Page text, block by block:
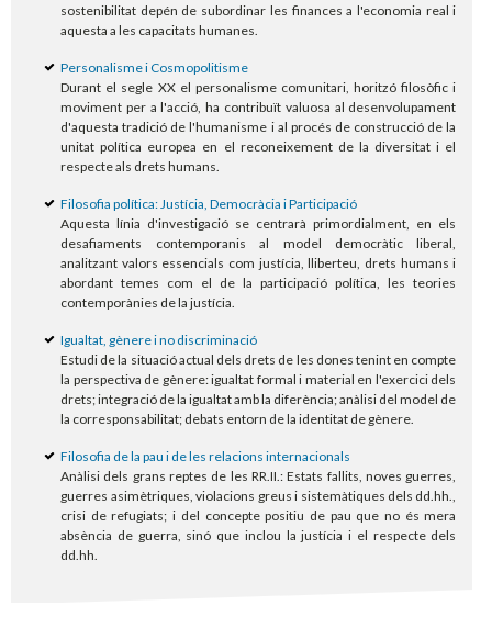
sostenibilitat depén de subordinar les finances a l'economia real i
aquesta a les capacitats humanes.
Personalisme i Cosmopolitisme
Durant el segle XX el personalisme comunitari, horitzó filosòfic i
moviment per a l'acció, ha contribuït valuosa al desenvolupament
d'aquesta tradició de l'humanisme i al procés de construcció de la
unitat política europea en el reconeixement de la diversitat i el
respecte als drets humans.
Filosofia política: Justícia, Democràcia i Participació
Aquesta línia d'investigació se centrarà primordialment, en els
desafiaments contemporanis al model democràtic liberal,
analitzant valors essencials com justícia, lliberteu, drets humans i
abordant temes com el de la participació política, les teories
contemporànies de la justícia.
Igualtat, gènere i no discriminació
Estudi de la situació actual dels drets de les dones tenint en compte
la perspectiva de gènere: igualtat formal i material en l'exercici dels
drets; integració de la igualtat amb la diferència; anàlisi del model de
la corresponsabilitat; debats entorn de la identitat de gènere.
Filosofia de la pau i de les relacions internacionals
Anàlisi dels grans reptes de les RR.II.: Estats fallits, noves guerres,
guerres asimètriques, violacions greus i sistemàtiques dels dd.hh.,
crisi de refugiats; i del concepte positiu de pau que no és mera
absència de guerra, sinó que inclou la justícia i el respecte dels
dd.hh.